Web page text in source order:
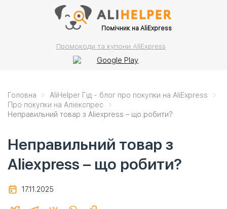
Помічник на AliExpress
Промокоди та купони AliExpress
Головна
AliHelper Гід - блог про покупки на AliExpress
Про покупки на Аліекспрес
Неправильний товар з Aliexpress – що робити?
Неправильний товар з
Aliexpress – що робити?
17.11.2025